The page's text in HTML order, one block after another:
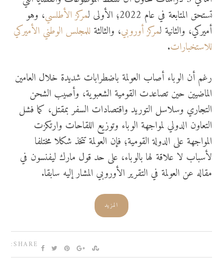
تستحق المتابعة في عام 2022؛ الأولى ل
مركز الأطلسي، وهو
أميركي، والثانية لمركز أوروبي، والثالثة للمجلس الوطني الأميركي
للاستخبارات.
رغم أن الوباء أصاب العولمة باضطرابات شديدة خلال العامين
الماضيين حين تصاعدت القومية الشعبوية، وأصيب الشحن
التجاري وسلاسل التوريد واقتصادات السفر بمقتل، كما فشل
التعاون الدولي لمواجهة الوباء وتوزيع اللقاحات وارتكزت
المواجهة على الدولة القومية؛ فإن العولمة تتخذ شكلا مختلفا
لأسباب لا علاقة لها بالوباء، على حد قول مارك ليفنسون في
مقاله عن العولمة في التقرير الأوروبي المشار إليه سابقا.
المزيد
SHARE: